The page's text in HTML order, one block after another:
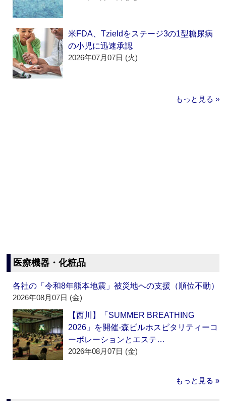
米FDA、Tzieldをステージ3の1型糖尿病
の小児に迅速承認
2026年07月07日 (火)
もっと見る »
医療機器・化粧品
各社の「令和8年熊本地震」被災地への支援（順位不動）
2026年08月07日 (金)
【西川】「SUMMER BREATHING
2026」を開催‐森ビルホスピタリティーコ
ーポレーションとエステ…
2026年08月07日 (金)
もっと見る »